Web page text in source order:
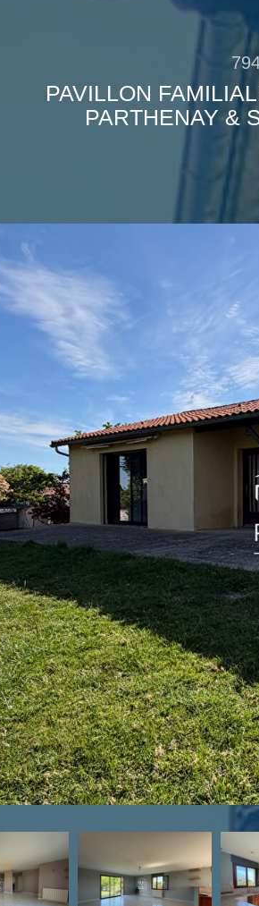
PAVILLON
PARTHENAY &